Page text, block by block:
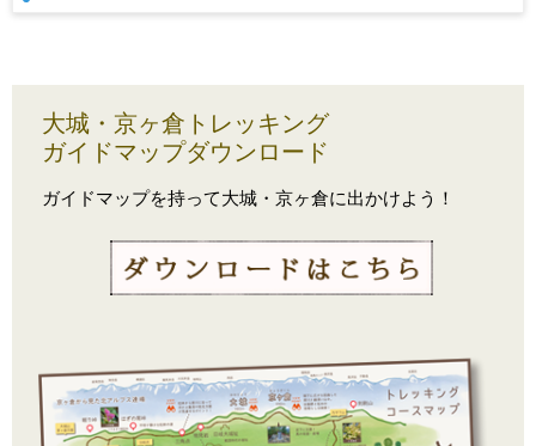
大城・京ヶ倉トレッキング
ガイドマップダウンロード
ガイドマップを持って大城・京ヶ倉に出かけよう！